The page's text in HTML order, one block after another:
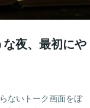
夜、最初にや
ないトーク画面をぼ